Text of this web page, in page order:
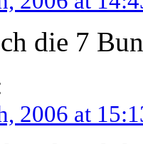
die 7
2006 at